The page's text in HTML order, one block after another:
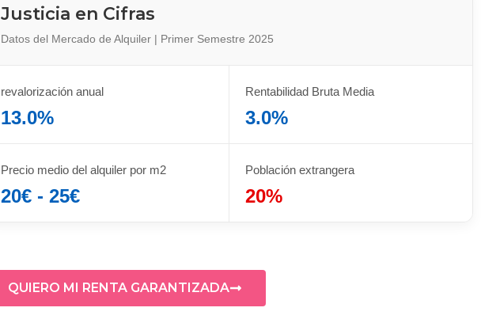
Justicia en Cifras
Datos del Mercado de Alquiler | Primer Semestre 2025
revalorización anual
13.0%
Rentabilidad Bruta Media
3.0%
Precio medio del alquiler por m2
20€ - 25€
Población extrangera
20%
QUIERO MI RENTA GARANTIZADA